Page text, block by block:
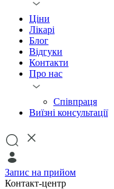
Ціни
Лікарі
Блог
Відгуки
Контакти
Про нас
Співпраця
Виїзні консультації
Запис на прийом
Контакт-центр